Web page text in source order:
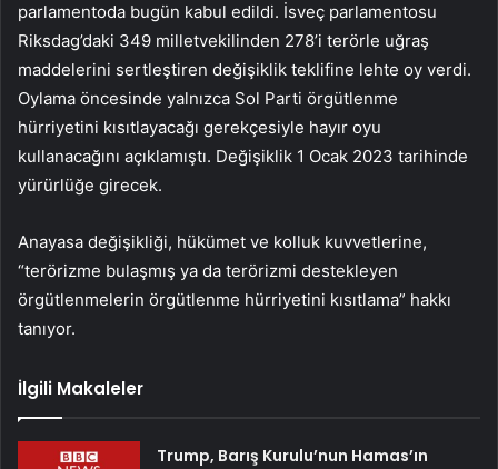
parlamentoda bugün kabul edildi. İsveç parlamentosu
Riksdag’daki 349 milletvekilinden 278’i terörle uğraş
maddelerini sertleştiren değişiklik teklifine lehte oy verdi.
Oylama öncesinde yalnızca Sol Parti örgütlenme
hürriyetini kısıtlayacağı gerekçesiyle hayır oyu
kullanacağını açıklamıştı. Değişiklik 1 Ocak 2023 tarihinde
yürürlüğe girecek.
Anayasa değişikliği, hükümet ve kolluk kuvvetlerine,
“terörizme bulaşmış ya da terörizmi destekleyen
örgütlenmelerin örgütlenme hürriyetini kısıtlama” hakkı
tanıyor.
İlgili Makaleler
Trump, Barış Kurulu’nun Hamas’ın